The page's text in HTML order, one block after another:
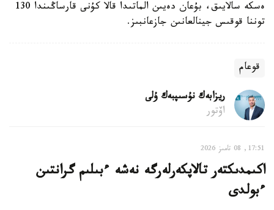
ەسكە سالايىق، بۇعان دەيىن الماتىدا قالا كۇنى قارساڭىندا 130
توننا قوقىس جينالعانىن جازعانبىز.
قوعام
ريزابەك نۇسىپبەك ۇلى
اۆتور
17:51, 08 تامىز 2026
اكىمدىكتەر تالاپكەرلەرگە نەشە ءبىلىم گرانتىن
ءبولدى